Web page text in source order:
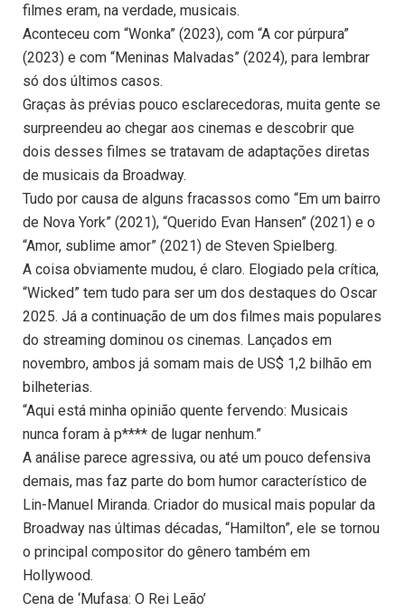
filmes eram, na verdade, musicais.
Aconteceu com “Wonka” (2023), com “A cor púrpura”
(2023) e com “Meninas Malvadas” (2024), para lembrar
só dos últimos casos.
Graças às prévias pouco esclarecedoras, muita gente se
surpreendeu ao chegar aos cinemas e descobrir que
dois desses filmes se tratavam de adaptações diretas
de musicais da Broadway.
Tudo por causa de alguns fracassos como “Em um bairro
de Nova York” (2021), “Querido Evan Hansen” (2021) e o
“Amor, sublime amor” (2021) de Steven Spielberg.
A coisa obviamente mudou, é claro. Elogiado pela crítica,
“Wicked” tem tudo para ser um dos destaques do Oscar
2025. Já a continuação de um dos filmes mais populares
do streaming dominou os cinemas. Lançados em
novembro, ambos já somam mais de US$ 1,2 bilhão em
bilheterias.
“Aqui está minha opinião quente fervendo: Musicais
nunca foram à p**** de lugar nenhum.”
A análise parece agressiva, ou até um pouco defensiva
demais, mas faz parte do bom humor característico de
Lin-Manuel Miranda. Criador do musical mais popular da
Broadway nas últimas décadas, “Hamilton”, ele se tornou
o principal compositor do gênero também em
Hollywood.
Cena de ‘Mufasa: O Rei Leão’